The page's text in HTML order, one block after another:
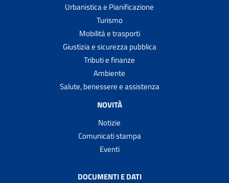
Urbanistica e Pianificazione
Turismo
Mobilità e trasporti
Giustizia e sicurezza pubblica
Tributi e finanze
Ambiente
Salute, benessere e assistenza
NOVITÀ
Notizie
Comunicati stampa
Eventi
DOCUMENTI E DATI